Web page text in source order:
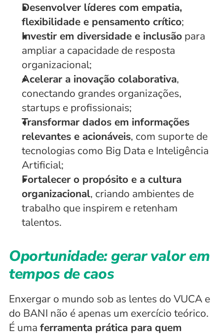
Desenvolver líderes com empatia,
flexibilidade e pensamento crítico;
Investir em diversidade e inclusão para
ampliar a capacidade de resposta
organizacional;
Acelerar a inovação colaborativa,
conectando grandes organizações,
startups e profissionais;
Transformar dados em informações
relevantes e acionáveis, com suporte de
tecnologias como Big Data e Inteligência
Artificial;
Fortalecer o propósito e a cultura
organizacional, criando ambientes de
trabalho que inspirem e retenham
talentos.
Oportunidade: gerar valor em
tempos de caos
Enxergar o mundo sob as lentes do VUCA e
do BANI não é apenas um exercício teórico.
É uma ferramenta prática para quem